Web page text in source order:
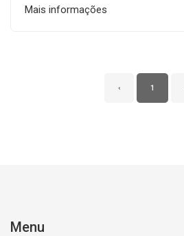
Mais informações
‹ 1
Menu